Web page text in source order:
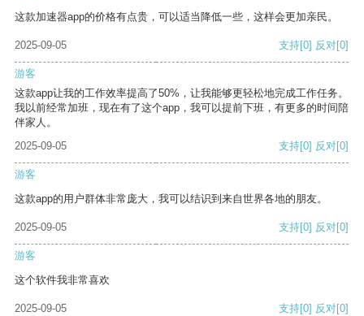
这款加速器app的价格有点贵，可以适当降低一些，这样会更加亲民。
2025-09-05 支持[0] 反对[0]
游客
这款app让我的工作效率提高了50%，让我能够更轻松地完成工作任务。
我以前经常加班，现在有了这个app，我可以提前下班，有更多的时间陪
伴家人。
2025-09-05
支持[0] 反对[0]
游客
这款app的用户群体非常庞大，我可以结识到来自世界各地的朋友。
2025-09-05 支持[0] 反对[0]
游客
这个软件我非常喜欢
2025-09-05 支持[0] 反对[0]